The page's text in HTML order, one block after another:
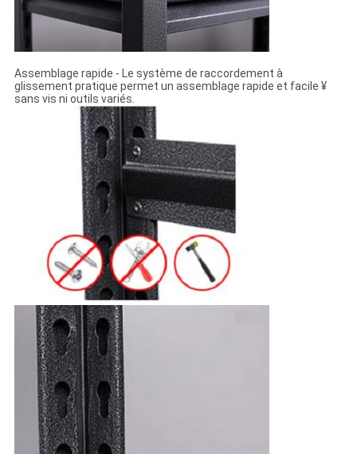
Assemblage rapide - Le système de raccordement à
glissement pratique permet un assemblage rapide et facile ¥
sans vis ni outils variés.